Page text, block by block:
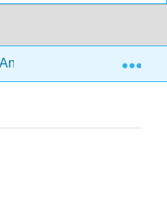
y Fisiología de